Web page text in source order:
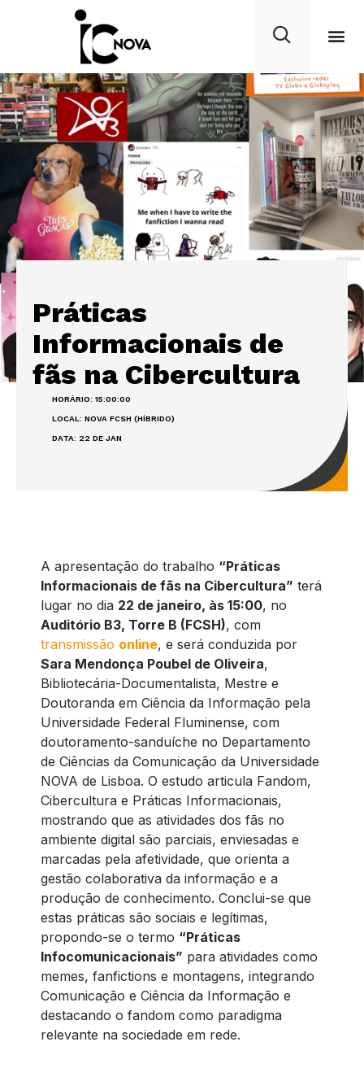
Práticas
Informacionais de
fãs na Cibercultura
HORÁRIO: 15:00:00
LOCAL: NOVA FCSH (HÍBRIDO)
DATA: 22 DE JAN
A apresentação do trabalho “Práticas
Informacionais de fãs na Cibercultura” terá
lugar no dia 22 de janeiro, às 15:00, no
Auditório B3, Torre B (FCSH), com
transmissão online, e será conduzida por
Sara Mendonça Poubel de Oliveira,
Bibliotecária-Documentalista, Mestre e
Doutoranda em Ciência da Informação pela
Universidade Federal Fluminense, com
doutoramento-sanduíche no Departamento
de Ciências da Comunicação da Universidade
NOVA de Lisboa. O estudo articula Fandom,
Cibercultura e Práticas Informacionais,
mostrando que as atividades dos fãs no
ambiente digital são parciais, enviesadas e
marcadas pela afetividade, que orienta a
gestão colaborativa da informação e a
produção de conhecimento. Conclui-se que
estas práticas são sociais e legítimas,
propondo-se o termo “Práticas
Infocomunicacionais” para atividades como
memes, fanfictions e montagens, integrando
Comunicação e Ciência da Informação e
destacando o fandom como paradigma
relevante na sociedade em rede.